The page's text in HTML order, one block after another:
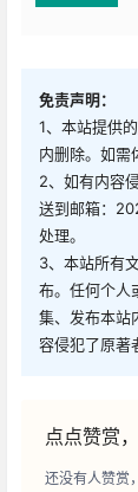
免责声明：
1、本站提供
内删除。如需
2、如有内容
送到邮箱：
处理。
3、本站所有
布。任何个人
集、发布本站
容侵犯了原著
点点赞赏
还没有人赞赏